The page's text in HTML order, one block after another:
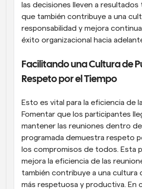
las decisiones lleven a resultados
que también contribuye a una
responsabilidad y mejora
éxito organizacional hacia
Facilitando una Cultura de
Respeto por el Tiempo
Esto es vital para la eficiencia de
Fomentar que los participantes
mantener las reuniones dentro
programada demuestra respeto
los compromisos de todos. Esta
mejora la eficiencia de las
también contribuye a una cultura
más respetuosa y productiva. En